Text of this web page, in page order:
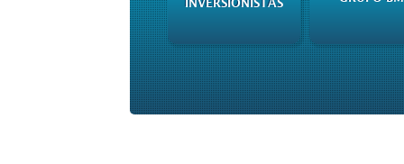
INVERSIONISTAS